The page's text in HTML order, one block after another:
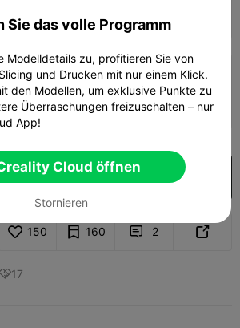
mm Schicht, 2 Wände, 15 % Füllung
 05h 51m  1 plates  79.36g
Cloud öffnen
150 160  2 
17
Sie das volle Programm
Modelldetails zu, profitieren Sie von
und Drucken mit nur einem Klick.
den Modellen, um exklusive Punkte zu
Überraschungen freizuschalten – nur
App!
Cloud öffnen
Stornieren